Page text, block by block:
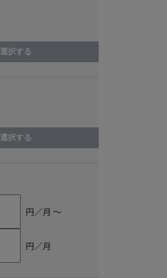
選択する
選択する
円／月 〜
円／月